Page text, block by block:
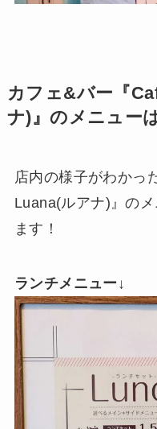
カフェ&バー『
ナ)』のメニュー
店内の様子がわかっ
Luana(ルアナ)』の
ます！
ランチメニュー ↓